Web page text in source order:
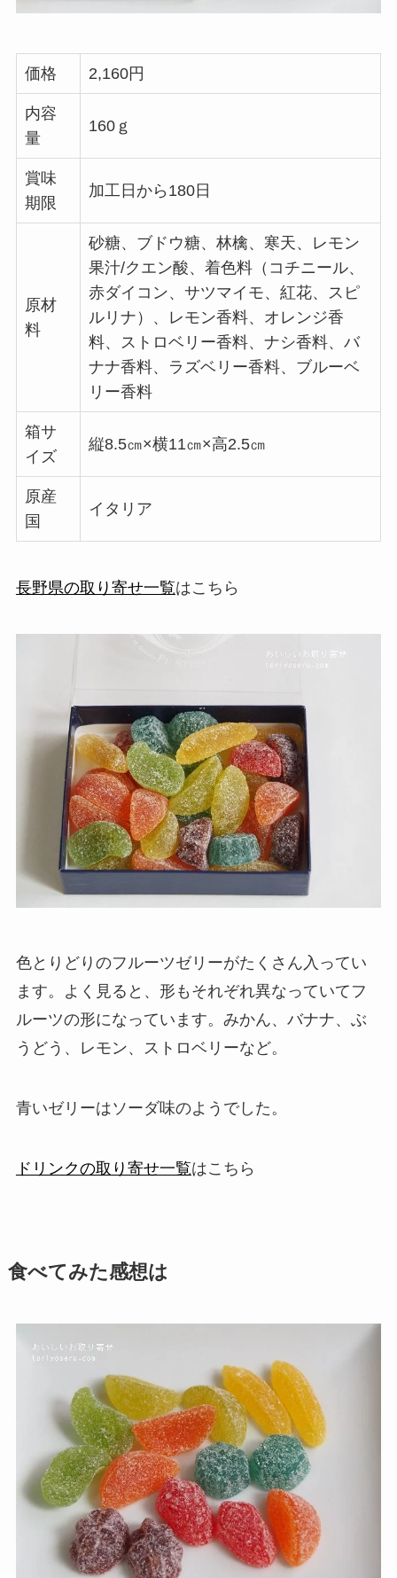
価格 2,160円
内容
量
160ｇ
賞味
期限
加工日から180日
原材
料
砂糖、ブドウ糖、林檎、寒天、レモン
果汁/クエン酸、着色料（コチニール、
赤ダイコン、サツマイモ、紅花、スピ
ルリナ）、レモン香料、オレンジ香
料、ストロベリー香料、ナシ香料、バ
ナナ香料、ラズベリー香料、ブルーベ
リー香料
箱サ
イズ
縦8.5㎝×横11㎝×高2.5㎝
原産
国
イタリア
長野県の取り寄せ一覧はこちら
色とりどりのフルーツゼリーがたくさん入ってい
ます。よく見ると、形もそれぞれ異なっていてフ
ルーツの形になっています。みかん、バナナ、ぶ
うどう、レモン、ストロベリーなど。
青いゼリーはソーダ味のようでした。
ドリンクの取り寄せ一覧はこちら
食べてみた感想は